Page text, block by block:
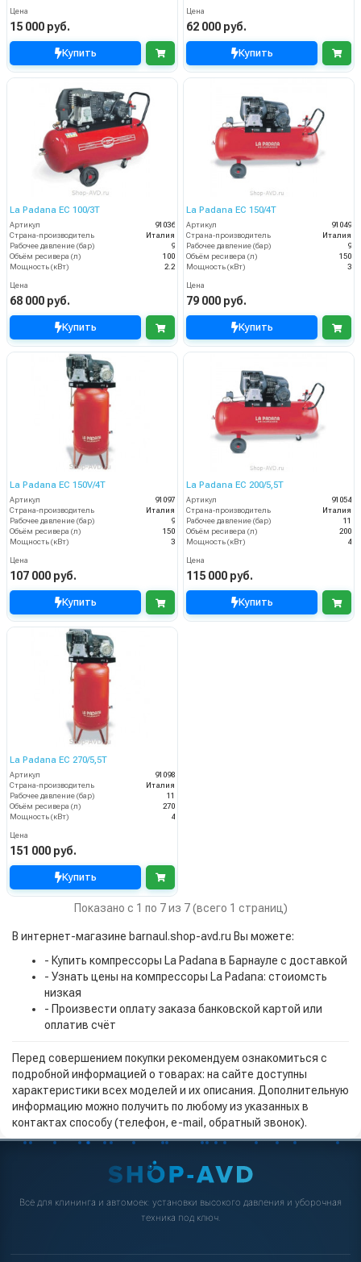
Цена
15 000 руб.
Купить
Цена
62 000 руб.
Купить
La Padana EC 100/3T
Артикул
91036
Страна-производитель
Италия
Рабочее давление (бар)
9
Объём ресивера (л)
100
Мощность (кВт)
2.2
Цена
68 000 руб.
Купить
La Padana EC 150/4T
Артикул
91049
Страна-производитель
Италия
Рабочее давление (бар)
9
Объём ресивера (л)
150
Мощность (кВт)
3
Цена
79 000 руб.
Купить
La Padana EC 150V/4T
Артикул
91097
Страна-производитель
Италия
Рабочее давление (бар)
9
Объём ресивера (л)
150
Мощность (кВт)
3
Цена
107 000 руб.
Купить
La Padana EC 200/5,5T
Артикул
91054
Страна-производитель
Италия
Рабочее давление (бар)
11
Объём ресивера (л)
200
Мощность (кВт)
4
Цена
115 000 руб.
Купить
La Padana EC 270/5,5T
Артикул
91098
Страна-производитель
Италия
Рабочее давление (бар)
11
Объём ресивера (л)
270
Мощность (кВт)
4
Цена
151 000 руб.
Купить
Показано с 1 по 7 из 7 (всего 1 страниц)
В интернет-магазине barnaul.shop-avd.ru Вы можете:
- Купить компрессоры La Padana в Барнауле с доставкой
- Узнать цены на компрессоры La Padana: стоиомсть
низкая
- Произвести оплату заказа банковской картой или
оплатив счёт
Перед совершением покупки рекомендуем ознакомиться с
подробной информацией о товарах: на сайте доступны
характеристики всех моделей и их описания. Дополнительную
информацию можно получить по любому из указанных в
контактах способу (телефон, e-mail, обратный звонок).
Всё для клининга и автомоек: установки высокого давления и уборочная
техника под ключ.